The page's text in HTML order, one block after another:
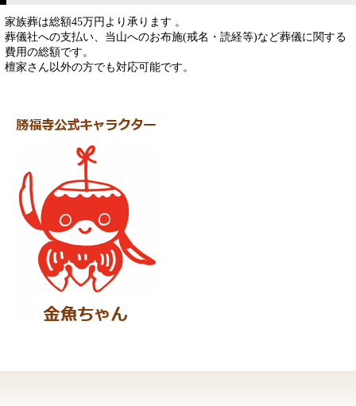
家族葬は総額45万円より承ります 。
葬儀社への支払い、当山へのお布施(戒名・読経等)など葬儀に関する
費用の総額です。
檀家さん以外の方でも対応可能です。